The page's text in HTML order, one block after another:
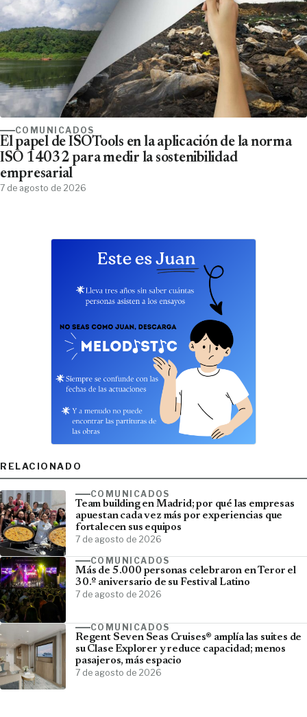
COMUNICADOS
El papel de ISOTools en la aplicación de la norma
ISO 14032 para medir la sostenibilidad
empresarial
7 de agosto de 2026
RELACIONADO
COMUNICADOS
Team building en Madrid; por qué las empresas
apuestan cada vez más por experiencias que
fortalecen sus equipos
7 de agosto de 2026
COMUNICADOS
Más de 5.000 personas celebraron en Teror el
30.º aniversario de su Festival Latino
7 de agosto de 2026
COMUNICADOS
Regent Seven Seas Cruises® amplía las suites de
su Clase Explorer y reduce capacidad; menos
pasajeros, más espacio
7 de agosto de 2026